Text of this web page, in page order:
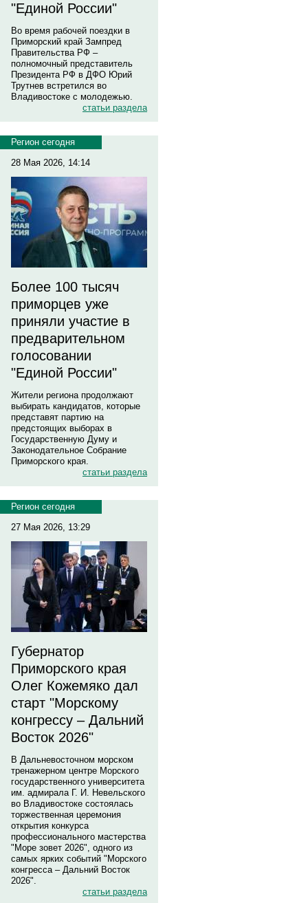
"Единой России"
Во время рабочей поездки в
Приморский край Зампред
Правительства РФ –
полномочный представитель
Президента РФ в ДФО Юрий
Трутнев встретился во
Владивостоке с молодежью.
статьи раздела
Регион сегодня
28 Мая 2026, 14:14
Более 100 тысяч
приморцев уже
приняли участие в
предварительном
голосовании
"Единой России"
Жители региона продолжают
выбирать кандидатов, которые
представят партию на
предстоящих выборах в
Государственную Думу и
Законодательное Собрание
Приморского края.
статьи раздела
Регион сегодня
27 Мая 2026, 13:29
Губернатор
Приморского края
Олег Кожемяко дал
старт "Морскому
конгрессу – Дальний
Восток 2026"
В Дальневосточном морском
тренажерном центре Морского
государственного университета
им. адмирала Г. И. Невельского
во Владивостоке состоялась
торжественная церемония
открытия конкурса
профессионального мастерства
"Море зовет 2026", одного из
самых ярких событий "Морского
конгресса – Дальний Восток
2026".
статьи раздела